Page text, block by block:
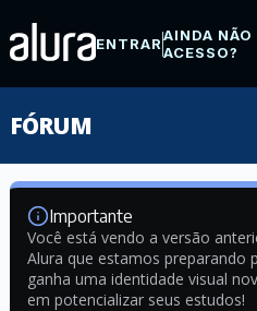
ENTRARAINDA NÃO
ACESSO?
FÓRUM
Importante
Você está vendo a versão
Alura que estamos preparando
ganha uma identidade visual
em potencializar seus estudos!